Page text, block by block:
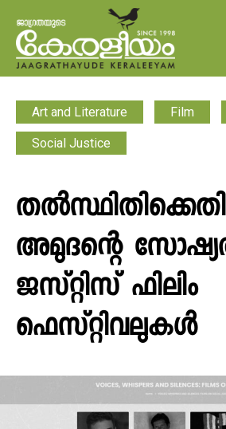
Art and Literature Film
Social Justice
അമുദന്റെ
ജസ്റ്റിസ് ഫിലിം
ഫെസ്റ്റിവലുകൾ